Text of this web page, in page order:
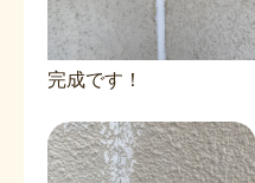
完成です！